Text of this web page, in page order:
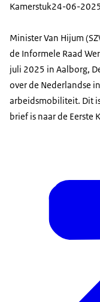
Kamerstuk24-06-
Minister Van Hijum
de Informele Raad
juli 2025 in Aalborg,
over de Nederlandse
arbeidsmobiliteit. Dit
brief is naar de Eerste